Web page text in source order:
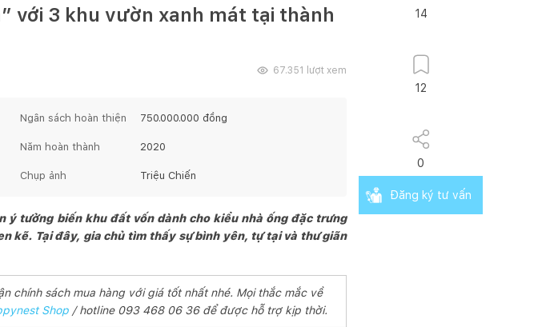
với 3 khu vườn xanh mát tại thành
67.351 lượt xem
Ngân sách hoàn thiện 750.000.000 đồng
Năm hoàn thành 2020
Chụp ảnh Triệu Chiến
ý tưởng biến khu đất vốn dành cho kiểu nhà ống đặc trưng
kẽ. Tại đây, gia chủ tìm thấy sự bình yên, tự tại và thư giãn
chính sách mua hàng với giá tốt nhất nhé. Mọi thắc mắc về
Shop / hotline 093 468 06 36 để được hỗ trợ kịp thời.
14
12
0
Đăng ký tư vấn